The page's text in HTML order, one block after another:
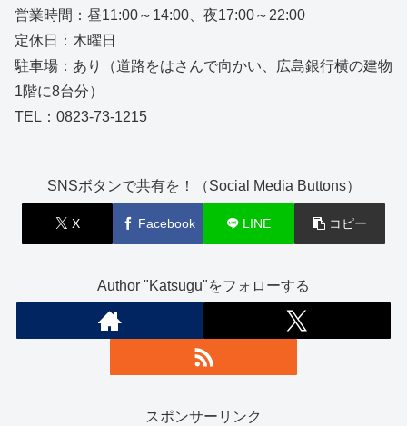
営業時間：昼11:00～14:00、夜17:00～22:00
定休日：木曜日
駐車場：あり（道路をはさんで向かい、広島銀行横の建物
1階に8台分）
TEL：0823-73-1215
SNSボタンで共有を！（Social Media Buttons）
X Facebook LINE コピー
Author "Katsugu"をフォローする
スポンサーリンク